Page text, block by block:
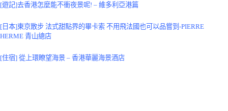
[遊記]去香港怎麼能不衝夜景呢! – 維多利亞港篇
[日本]東京散步 法式甜點界的畢卡索 不用飛法國也可以品嘗到-PIERRE
HERME 青山總店
[住宿] 從上環瞭望海景 – 香港華麗海景酒店